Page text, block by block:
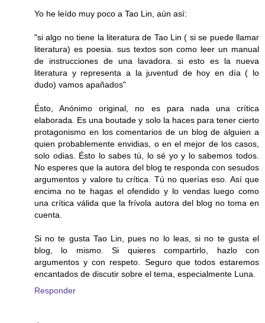
Yo he leído muy poco a Tao Lin, aún así:
"si algo no tiene la literatura de Tao Lin ( si se puede llamar
literatura) es poesia. sus textos son como leer un manual
de instrucciones de una lavadora. si esto es la nueva
literatura y representa a la juventud de hoy en día ( lo
dudo) vamos apañados"
Ésto, Anónimo original, no es para nada una crítica
elaborada. Es una boutade y solo la haces para tener cierto
protagonismo en los comentarios de un blog de alguien a
quien probablemente envidias, o en el mejor de los casos,
solo odias. Ésto lo sabes tú, lo sé yo y lo sabemos todos.
No esperes que la autora del blog te responda con sesudos
argumentos y valore tu crítica. Tú no querías eso. Así que
encima no te hagas el ofendido y lo vendas luego como
una crítica válida que la frívola autora del blog no toma en
cuenta.
Si no te gusta Tao Lin, pues no lo leas, si no te gusta el
blog, lo mismo. Si quieres compartirlo, hazlo con
argumentos y con respeto. Seguro que todos estaremos
encantados de discutir sobre el tema, especialmente Luna.
Responder